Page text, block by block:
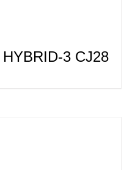
3 CJ28